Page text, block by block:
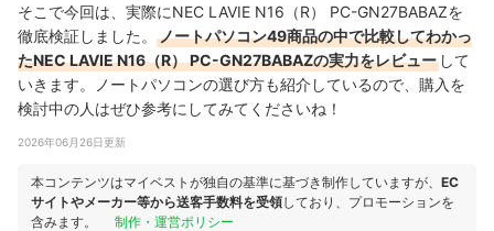
そこで今回は、実際にNEC LAVIE N16（R） PC-GN27BABAZを
徹底検証しました。
ノートパソコン49商品の中で比較してわかっ
たNEC LAVIE N16（R） PC-GN27BABAZの実力をレビュー して
いきます。ノートパソコンの選び方も紹介しているので、購入を
検討中の人はぜひ参考にしてみてくださいね！
2026年06月26日更新
本コンテンツはマイベストが独自の基準に基づき制作していますが、 EC
サイトやメーカー等から送客手数料を受領しており、プロモーションを
含みます。
制作・運営ポリシー